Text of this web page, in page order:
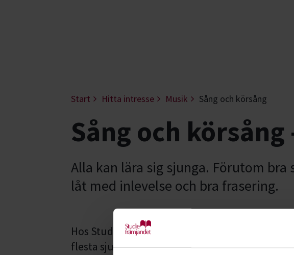
Start Hitta intresse Musik Sång och körsång
Sång och
Alla kan lära sig sjunga. Förutom
låt med inlevelse och bra frasering.
Hos Studiefrämjandet sjunger människor i flera
flesta sjunger i band eller i kör. På många håll